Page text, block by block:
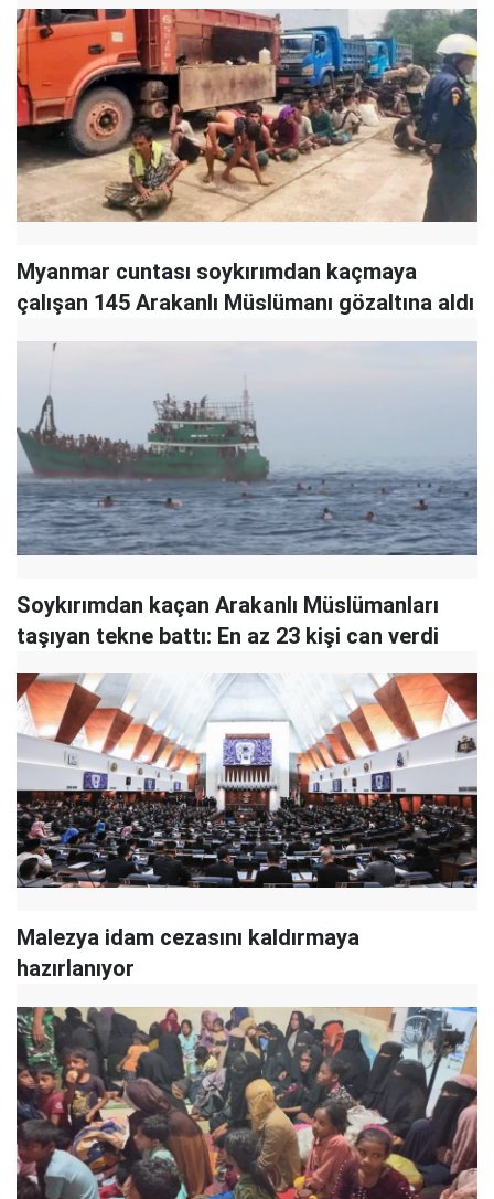
Myanmar cuntası soykırımdan kaçmaya
çalışan 145 Arakanlı Müslümanı gözaltına aldı
Soykırımdan kaçan Arakanlı Müslümanları
taşıyan tekne battı: En az 23 kişi can verdi
Malezya idam cezasını kaldırmaya
hazırlanıyor